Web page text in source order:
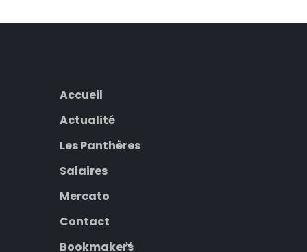
Accueil
Actualité
Les Panthères
Salaires
Mercato
Contact
Bookmakers